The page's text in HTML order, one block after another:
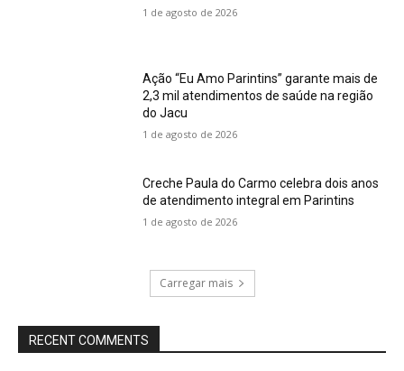
1 de agosto de 2026
Ação “Eu Amo Parintins” garante mais de
2,3 mil atendimentos de saúde na região
do Jacu
1 de agosto de 2026
Creche Paula do Carmo celebra dois anos
de atendimento integral em Parintins
1 de agosto de 2026
Carregar mais
RECENT COMMENTS